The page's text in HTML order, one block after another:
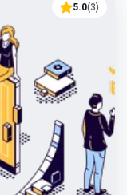
5.0(3)